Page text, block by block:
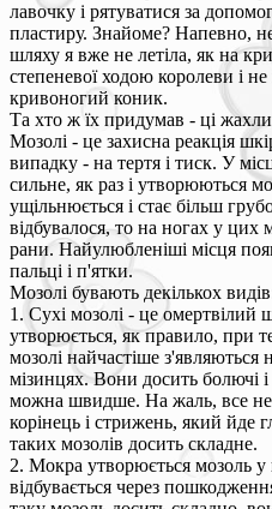
лавочку і рятуватися за
пластиру. Знайоме? Напевно,
шляху я вже не летіла, як на
степеневої ходою королеви і
кривоногий коник.
Та хто ж їх придумав - ці
Мозолі - це захисна реакція
випадку - на тертя і тиск. У
сильне, як раз і утворюються
ущільнюється і стає більш
відбувалося, то на ногах у цих
рани. Найулюбленіші місця
пальці і п'ятки.
Мозолі бувають декількох
1. Сухі мозолі - це омертвілий
утворюється, як правило, при
мозолі найчастіше з'являються
мізинцях. Вони досить болючі
можна швидше. На жаль, все не
корінець і стрижень, який йде
таких мозолів досить складне.
2. Мокра утворюється мозоль у
відбувається через